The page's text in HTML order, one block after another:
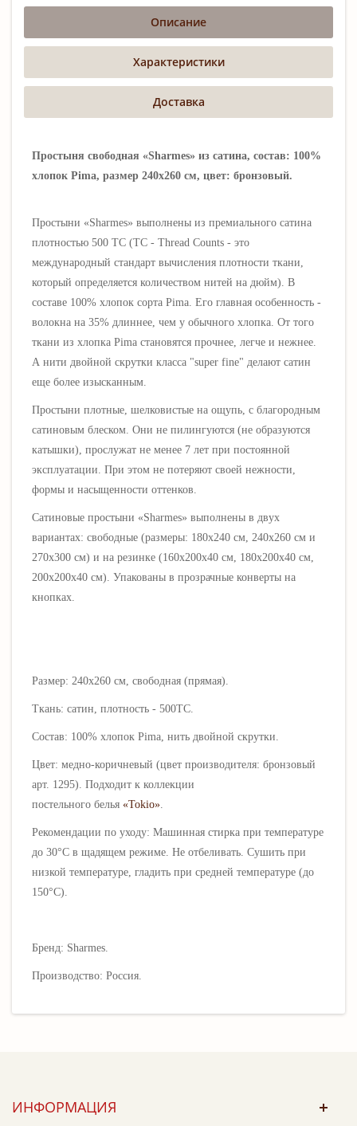
Описание
Характеристики
Доставка
Простыня свободная «Sharmes» из сатина, состав: 100%
хлопок Pima, размер 240х260 см, цвет: бронзовый.
Простыни «Sharmes» выполнены из премиального сатина
плотностью 500 ТС (ТС - Thread Counts - это
международный стандарт вычисления плотности ткани,
который определяется количеством нитей на дюйм). В
составе 100% хлопок сорта Pima. Его главная особенность -
волокна на 35% длиннее, чем у обычного хлопка. От того
ткани из хлопка Pima становятся прочнее, легче и нежнее.
А нити двойной скрутки класса "super fine" делают сатин
еще более изысканным.
Простыни плотные, шелковистые на ощупь, с благородным
сатиновым блеском. Они не пилингуются (не образуются
катышки), прослужат не менее 7 лет при постоянной
эксплуатации. При этом не потеряют своей нежности,
формы и насыщенности оттенков.
Сатиновые простыни «Sharmes» выполнены в двух
вариантах: свободные (размеры: 180х240 см, 240х260 см и
270х300 см) и на резинке (160х200х40 см, 180х200х40 см,
200х200х40 см). Упакованы в прозрачные конверты на
кнопках.
Размер: 240х260 см, свободная (прямая).
Ткань: сатин, плотность - 500ТС.
Состав: 100% хлопок Pima, нить двойной скрутки.
Цвет: медно-коричневый (цвет производителя: бронзовый
арт. 1295). Подходит к коллекции
постельного белья «Tokio».
Рекомендации по уходу: Машинная стирка при температуре
до 30°C в щадящем режиме. Не отбеливать. Сушить при
низкой температуре, гладить при средней температуре (до
150°C).
Бренд: Sharmes.
Производство: Россия.
ИНФОРМАЦИЯ